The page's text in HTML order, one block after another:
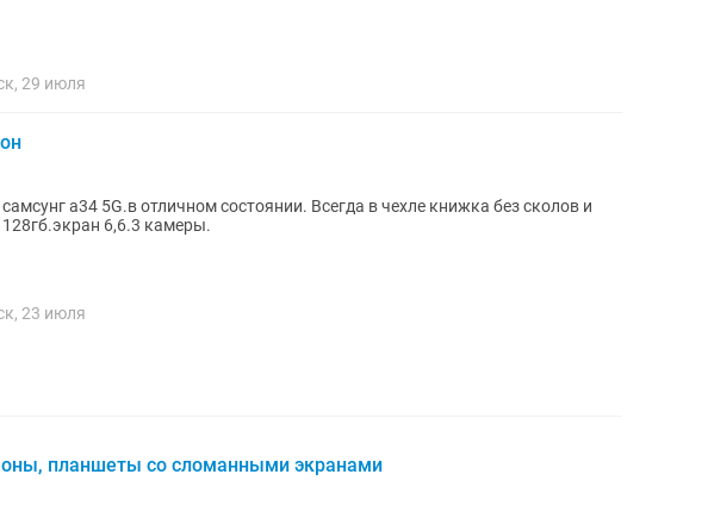
29 июля
а34 5G.в отличном состоянии. Всегда в чехле книжка без сколов и
6,6.3 камеры.
23 июля
планшеты со сломанными экранами